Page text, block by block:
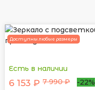
Доступны любые размеры
Есть в наличии
6 153 ₽ 7 990 ₽
-22%